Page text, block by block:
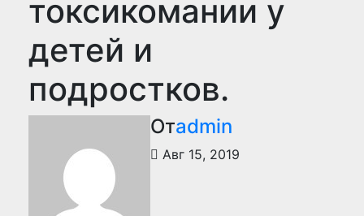
токсикомании у
детей и
подростков.
Отadmin
Авг 15, 2019